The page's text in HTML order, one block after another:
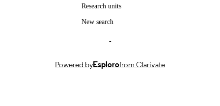
Research units
New search
-
Powered byEsplorofrom Clarivate